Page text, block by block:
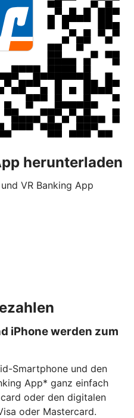
herunterladen
VR Banking App
iPhone werden zum
Smartphone und den
App* ganz einfach
oder den digitalen
oder Mastercard.